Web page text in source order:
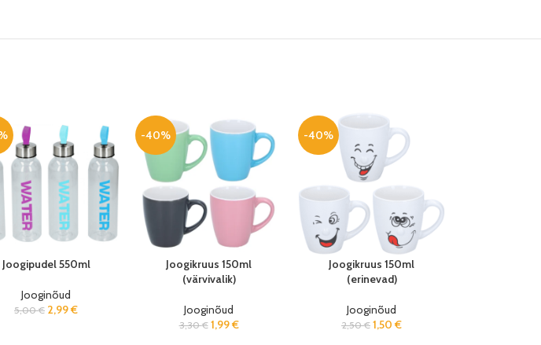
Joogipudel 550ml
Jooginõud
5,00€ 2,99€
-40%
Joogikruus 150ml
(värvivalik)
Jooginõud
3,30€ 1,99€
-40%
Joogikruus 150ml
(erinevad)
Jooginõud
2,50€ 1,50 €